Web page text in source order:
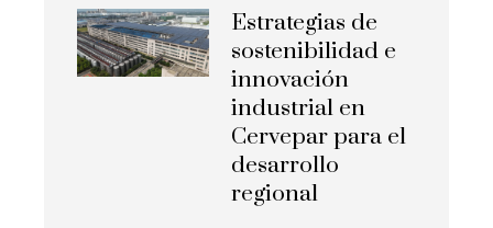
Estrategias de
sostenibilidad e
innovación
industrial en
Cervepar para el
desarrollo
regional